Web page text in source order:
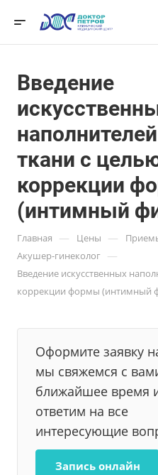
Введение
ткани с
коррекции
(интимный
Главная — Цены —
Акушер-гинеколог —
Введение искусственных
коррекции формы (интимный
Оформите заявку
мы свяжемся с
ближайшее время
ответим на все
интересующие
Запись онлайн